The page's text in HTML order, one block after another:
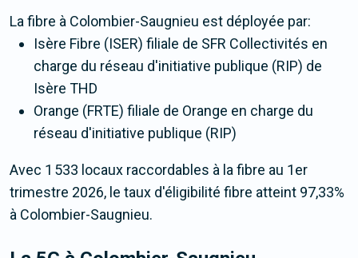
La fibre à Colombier-Saugnieu est déployée par:
Isère Fibre (ISER) filiale de SFR Collectivités en
charge du réseau d'initiative publique (RIP) de
Isère THD
Orange (FRTE) filiale de Orange en charge du
réseau d'initiative publique (RIP)
Avec 1 533 locaux raccordables à la fibre au 1er
trimestre 2026, le taux d'éligibilité fibre atteint 97,33%
à Colombier-Saugnieu.